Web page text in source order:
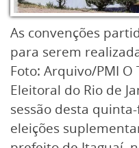
As convenções
para serem
Foto: Arquivo/PMI
Eleitoral do Rio de
sessão desta
eleições